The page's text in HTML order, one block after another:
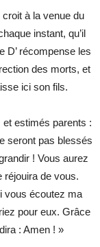
croit à la venue du
instant, qu’il
D’ récompense les
des morts, et
ici son fils.
et estimés parents :
seront pas blessés
! Vous aurez
réjouira de vous.
vous écoutez ma
pour eux. Grâce
: Amen ! »